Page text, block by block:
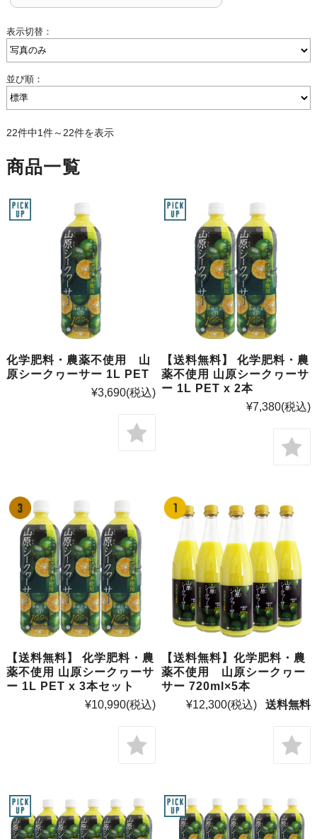
表示切替：
並び順：
22件中1件～22件を表示
商品一覧
化学肥料・農薬不使用 山
原シークヮーサー 1L PET
¥3,690(税込)
【送料無料】 化学肥料・農
薬不使用 山原シークヮーサ
ー 1L PET x 2本
¥7,380(税込)
【送料無料】 化学肥料・農
薬不使用 山原シークヮーサ
ー 1L PET x 3本セット
¥10,990(税込)
【送料無料】化学肥料・農
薬不使用 山原シークヮー
サー 720ml×5本
¥12,300(税込) 送料無料